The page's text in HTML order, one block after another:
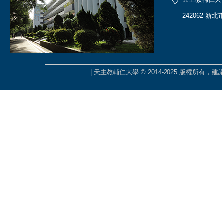
242062 新北
| 天主教輔仁大學 © 2014-2025 版權所有，